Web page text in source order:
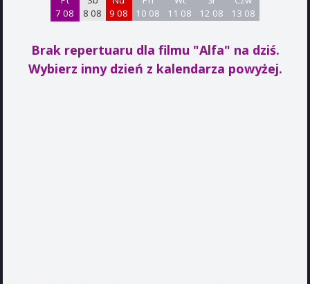
7 08
8 08
9 08
10 08
11 08
12 08
13 08
Brak repertuaru dla filmu "Alfa" na dziś.
Wybierz inny dzień z kalendarza powyżej.